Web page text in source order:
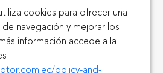
cookies para ofrecer una
navegación y mejorar los
información accede a la
policy-and-
Exonerados
Híbridos